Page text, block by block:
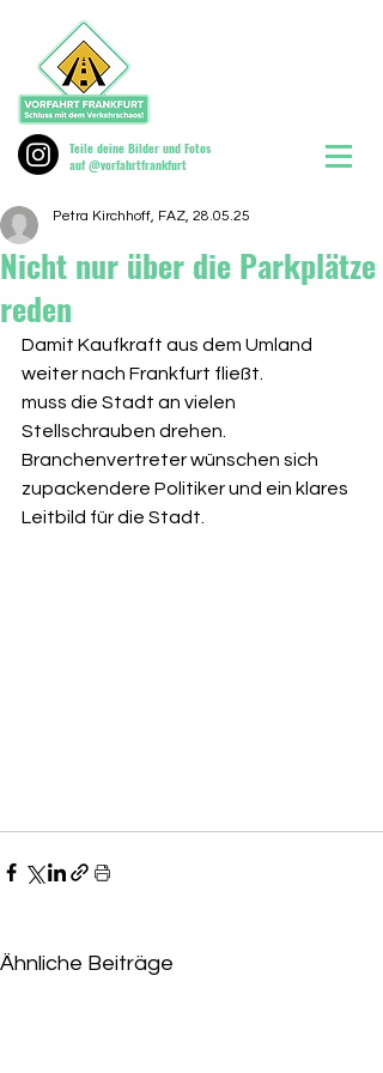
Teile deine Bilder und Fotos
auf @vorfahrtfrankfurt
Nicht nur über die Parkplätze
reden
Petra Kirchhoff, FAZ, 28.05.25
Damit Kaufkraft aus dem Umland
weiter nach Frankfurt fließt.
muss die Stadt an vielen
Stellschrauben drehen.
Branchenvertreter wünschen sich
zupackendere Politiker und ein klares
Leitbild für die Stadt.
Ähnliche Beiträge